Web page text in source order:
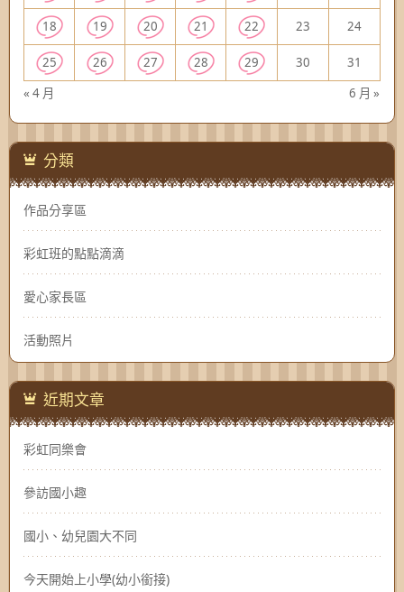
« 4 月 6 月 »
18 19 20 21 22 23 24
25 26 27 28 29 30 31
分類
作品分享區
彩虹班的點點滴滴
愛心家長區
活動照片
近期文章
彩虹同樂會
參訪國小趣
國小、幼兒園大不同
今天開始上小學(幼小銜接)